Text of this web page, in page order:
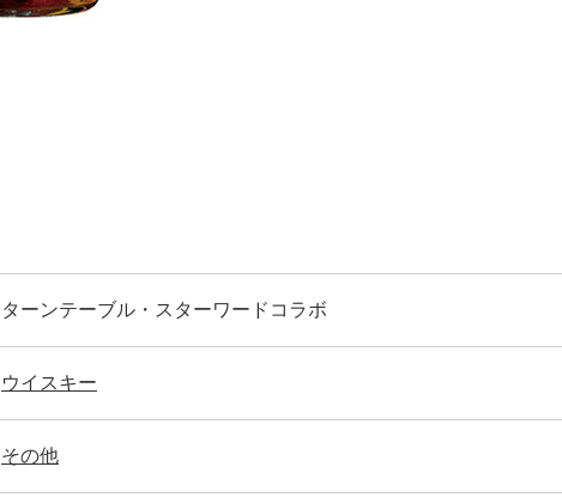
ターンテーブル・スターワードコラボ
ウイスキー
その他